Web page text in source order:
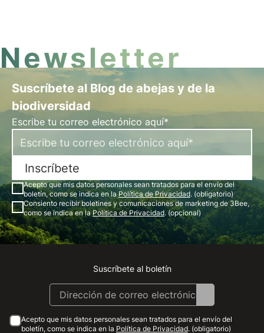
Newsletter
Suscríbete al Blog de abejas y de la
biodiversidad
Escribe tu correo electrónico aquí*
Inscríbete
Acepto que mis datos personales sean tratados para el envío del
boletín, como se indica en laPolítica de Privacidad. (obligatorio)
Consiento recibir boletines y comunicaciones de marketing de 3Bee,
como se indica en laPolítica de Privacidad. (opcional)
Instagram
Facebook
Linkedin
Youtube
Suscríbete al boletín
Acepto que mis datos personales sean tratados para el envío del
boletín, como se indica en la Política de Privacidad. (obligatorio)